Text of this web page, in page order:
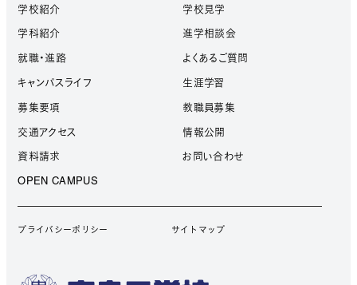
学校紹介
学科紹介
就職・進路
キャンパスライフ
募集要項
交通アクセス
資料請求
OPEN CAMPUS
学校見学
進学相談会
よくあるご質問
生涯学習
教職員募集
情報公開
お問い合わせ
プライバシーポリシー サイトマップ